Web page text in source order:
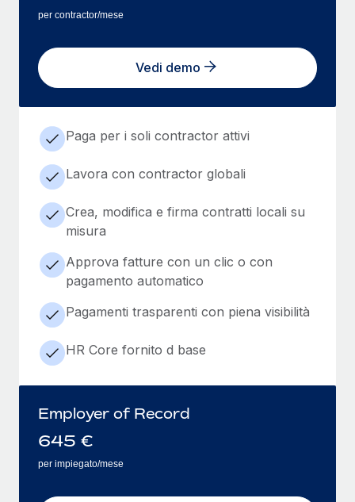
per contractor/mese
Vedi demo
Paga per i soli contractor attivi
Lavora con contractor globali
Crea, modifica e firma contratti locali su
misura
Approva fatture con un clic o con
pagamento automatico
Pagamenti trasparenti con piena visibilità
HR Core fornito d base
Employer of Record
645 €
per impiegato/mese